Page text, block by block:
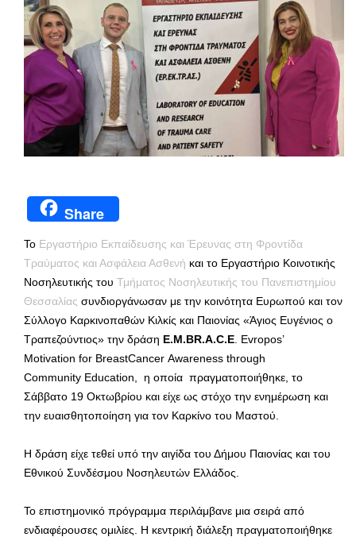
Share
Το Εργαστήριο Εκπαίδευσης και Έρευνας στη Φροντίδα
Τραύματος και Ασφάλεια Ασθενή και το Εργαστήριο Κοινοτικής
Νοσηλευτικής του Τμήματος Νοσηλευτικής του Πανεπιστημίου
Θεσσαλίας συνδιοργάνωσαν με την κοινότητα Ευρωπού και τον
Σύλλογο Καρκινοπαθών Κιλκίς και Παιονίας «Άγιος Ευγένιος ο
Τραπεζούντιος» την δράση E.M.BR.A.C.E . Evropos’
Motivation for BreastCancer Awareness through
Community Education, η οποία πραγματοποιήθηκε, το
Σάββατο 19 Οκτωβρίου και είχε ως στόχο την ενημέρωση και
την ευαισθητοποίηση για τον Καρκίνο του Μαστού.
Η δράση είχε τεθεί υπό την αιγίδα του Δήμου Παιονίας και του
Εθνικού Συνδέσμου Νοσηλευτών Ελλάδος.
Το επιστημονικό πρόγραμμα περιλάμβανε μια σειρά από
ενδιαφέρουσες ομιλίες. Η κεντρική διάλεξη πραγματοποιήθηκε